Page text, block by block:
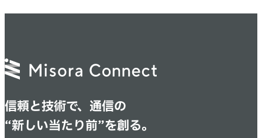
信頼と技術で、通信の
“新しい当たり前”を創る。